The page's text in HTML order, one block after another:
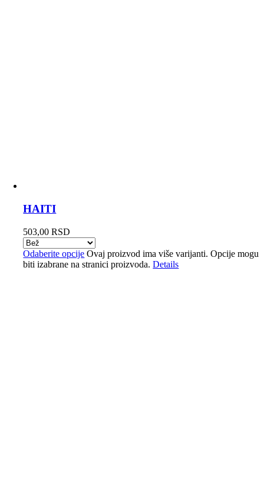
HAITI
503,00RSD
Odaberite opcije Ovaj proizvod ima više varijanti. Opcije mogu
biti izabrane na stranici proizvoda.Details